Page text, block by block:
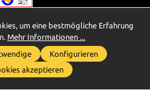
zzgl.Versandkosten
ab 25,00 Euro Warenwert.
gem. § 25a UStG
Ein gesonderter Ausweis der
wiederaufbereiteten Gegenständen
Whatsapp für Anfragen
um eine bestmögliche Erfahrung
Mehr Informationen ...
Konfigurieren
akzeptieren